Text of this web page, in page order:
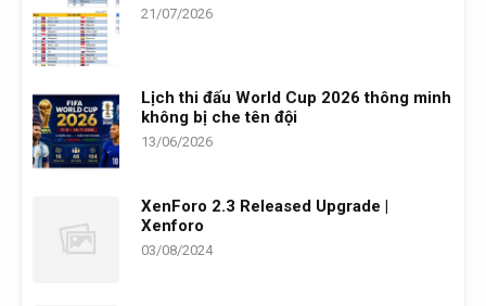
21/07/2026
Lịch thi đấu World Cup 2026 thông minh
không bị che tên đội
13/06/2026
XenForo 2.3 Released Upgrade |
Xenforo
03/08/2024